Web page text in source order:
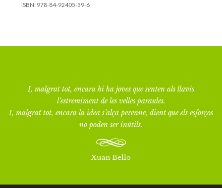
ISBN: 978-84-92405-59-6
I, malgrat tot, encara hi ha joves que senten als llavis
l’estremiment de les velles paraules.
I, malgrat tot, encara la idea s’alça perenne, dient que els esforços
no poden ser inútils.
Xuan Bello